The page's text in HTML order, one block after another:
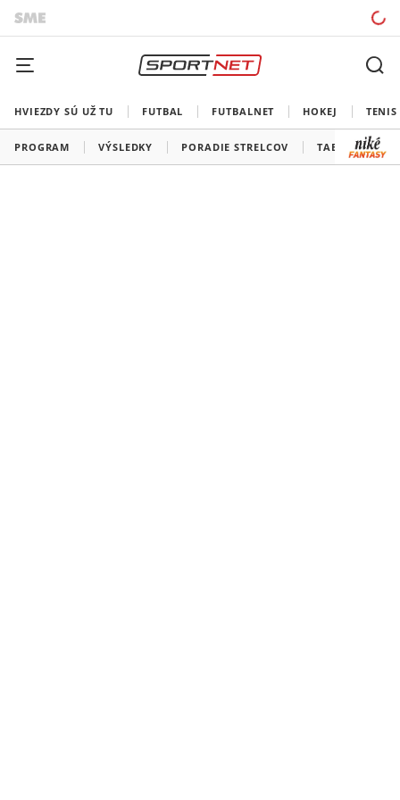
HVIEZDY SÚ UŽ TU FUTBAL FUTBALNET HOKEJ TENIS
PROGRAM VÝSLEDKY PORADIE STRELCOV TABUĽKY A